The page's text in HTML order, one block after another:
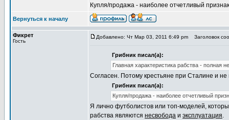
Купля/продажа - наиболее отчетливый
Вернуться к началу
Фикрет
Гость
Добавлено: Чт Мар 03, 2011 6:49 pm Заголовок
Грибник писал(а):
Главная характеристика рабства - полная
Согласен. Потому крестьяне при Сталине и
Грибник писал(а):
Купля/продажа - наиболее отчетливый
Я лично футболистов или топ-моделей,
рабства являются несвобода и эксплуатация.